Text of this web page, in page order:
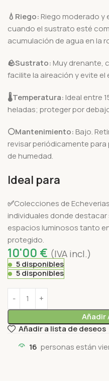
💧Riego: Riego moderado
cuando el sustrato esté
acumulación de agua en la
🪨Sustrato: Muy drenante,
facilite la aireación y evite el
🌡️Temperatura: Ideal entre
heladas; proteger por
⚪Mantenimiento: Bajo.
revisar periódicamente
de humedad.
Ideal para
✅Colecciones de
individuales donde
espacios luminosos tanto
protegido.
10'00 € (IVA incl.)
5 disponibles
5 disponibles
Añadir
Añadir a lista de deseos
16 personas están